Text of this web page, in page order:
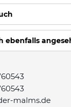
ebenfalls
malms.de